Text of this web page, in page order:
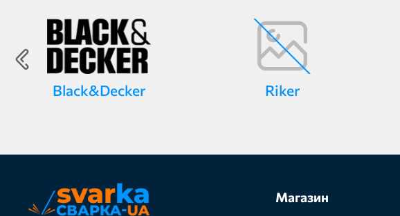
Black&Decker Riker
Магазин